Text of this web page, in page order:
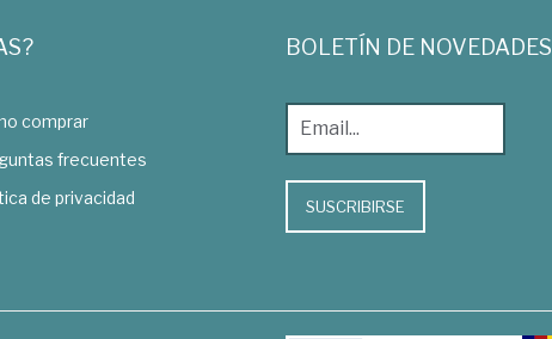
comprar
frecuentes
de privacidad
BOLETÍN DE NOVEDADES
SUSCRIBIRSE